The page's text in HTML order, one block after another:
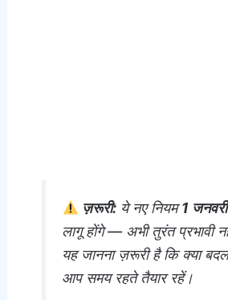
ज़रूरी:ये नए नियम1
लागू होंगे — अभी तुरंत प्रभावी
यह जानना ज़रूरी है कि क्या
आप समय रहते तैयार रहें।